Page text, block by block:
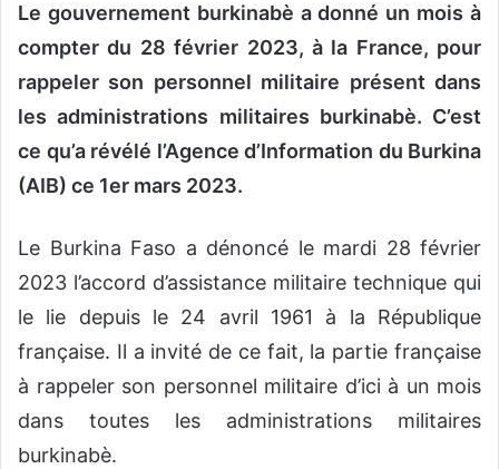
e
Le gouvernement burkinabè a donné un mois à
compter du 28 février 2023, à la France, pour
rappeler son personnel militaire présent dans
les administrations militaires burkinabè. C’est
ce qu’a révélé l’Agence d’Information du Burkina
(AIB) ce 1er mars 2023.
Le Burkina Faso a dénoncé le mardi 28 février
2023 l’accord d’assistance militaire technique qui
le lie depuis le 24 avril 1961 à la République
française. Il a invité de ce fait, la partie française
à rappeler son personnel militaire d’ici à un mois
dans toutes les administrations militaires
burkinabè.